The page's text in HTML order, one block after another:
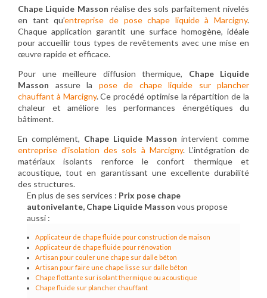
Chape Liquide Masson réalise des sols parfaitement nivelés
en tant qu’entreprise de pose chape liquide à Marcigny.
Chaque application garantit une surface homogène, idéale
pour accueillir tous types de revêtements avec une mise en
œuvre rapide et efficace.
Pour une meilleure diffusion thermique, Chape Liquide
Masson assure la pose de chape liquide sur plancher
chauffant à Marcigny. Ce procédé optimise la répartition de la
chaleur et améliore les performances énergétiques du
bâtiment.
En complément, Chape Liquide Masson intervient comme
entreprise d’isolation des sols à Marcigny. L’intégration de
matériaux isolants renforce le confort thermique et
acoustique, tout en garantissant une excellente durabilité
des structures.
En plus de ses services : Prix pose chape
autonivelante, Chape Liquide Masson vous propose
aussi :
Applicateur de chape fluide pour construction de maison
Applicateur de chape fluide pour rénovation
Artisan pour couler une chape sur dalle béton
Artisan pour faire une chape lisse sur dalle béton
Chape flottante sur isolant thermique ou acoustique
Chape fluide sur plancher chauffant